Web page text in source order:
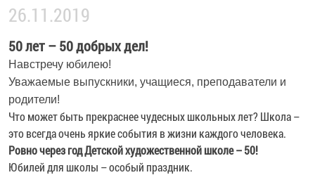
26.11.2019
50 лет – 50 добрых дел!
Навстречу юбилею!
Уважаемые выпускники, учащиеся, преподаватели и
родители!
Что может быть прекраснее чудесных школьных лет? Школа –
это всегда очень яркие события в жизни каждого человека.
Ровно через год Детской художественной школе – 50!
Юбилей для школы – особый праздник.